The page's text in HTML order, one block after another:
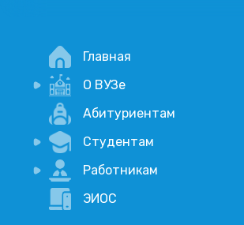
Главная
О ВУЗе
Новости
Учебный процесс
Научная деятельность
Абитуриентам
Студентам
Портал дистанционого обучения
Академические отпуска
Работникам
Внимание, опрос!
ЭИОС